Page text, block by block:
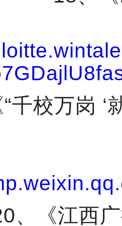
“千校万岗
、《江西